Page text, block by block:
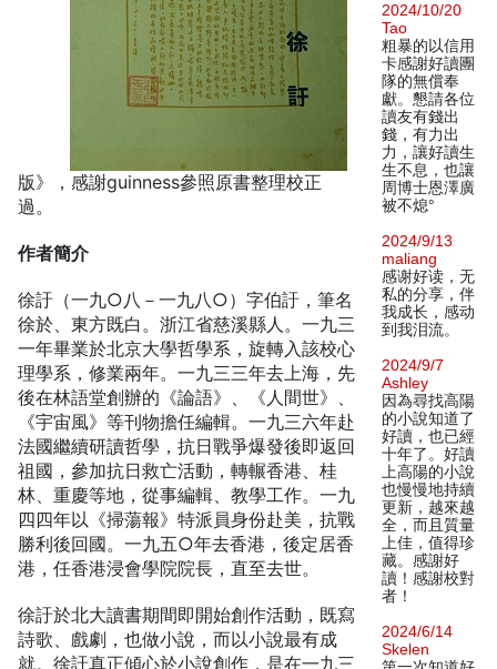
版》，感謝guinness參照原書整理校正
過。
作者簡介
徐訏（一九○八－一九八○）字伯訏，筆名
徐於、東方既白。浙江省慈溪縣人。一九三
一年畢業於北京大學哲學系，旋轉入該校心
理學系，修業兩年。一九三三年去上海，先
後在林語堂創辦的《論語》、《人間世》、
《宇宙風》等刊物擔任編輯。一九三六年赴
法國繼續研讀哲學，抗日戰爭爆發後即返回
祖國，參加抗日救亡活動，轉輾香港、桂
林、重慶等地，從事編輯、教學工作。一九
四四年以《掃蕩報》特派員身份赴美，抗戰
勝利後回國。一九五○年去香港，後定居香
港，任香港浸會學院院長，直至去世。
徐訏於北大讀書期間即開始創作活動，既寫
詩歌、戲劇，也做小說，而以小說最有成
就。徐訏真正傾心於小說創作，是在一九三
2024/10/20
Tao
粗暴的以信用
卡感謝好讀團
隊的無償奉
獻。懇請各位
讀友有錢出
錢，有力出
力，讓好讀生
生不息，也讓
周博士恩澤廣
被不熄°
2024/9/13
maliang
感谢好读，无
私的分享，伴
我成长，感动
到我泪流。
2024/9/7
Ashley
因為尋找高陽
的小說知道了
好讀，也已經
十年了。好讀
上高陽的小說
也慢慢地持續
更新，越來越
全，而且質量
上佳，值得珍
藏。感謝好
讀！感謝校對
者！
2024/6/14
Skelen